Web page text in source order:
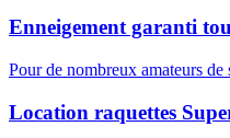
Enneigement garanti
Pour de nombreux amateurs
Location raquettes